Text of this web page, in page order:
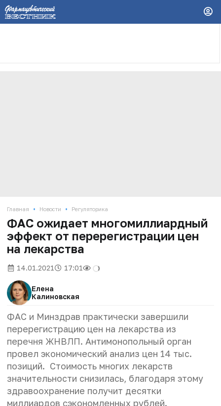
Главная • Новости • Регуляторика
ФАС ожидает многомиллиардный
эффект от перерегистрации цен
на лекарства
14.01.2021 17:01
Елена
Калиновская
ФАС и Минздрав практически завершили
перерегистрацию цен на лекарства из
перечня ЖНВЛП. Антимонопольный орган
провел экономический анализ цен 14 тыс.
позиций. Стоимость многих лекарств
значительности снизилась, благодаря этому
здравоохранение получит десятки
миллиардов сэкономленных рублей.